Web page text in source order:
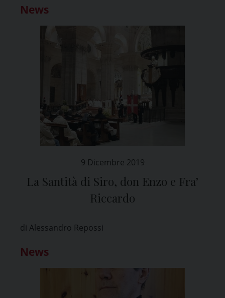
News
9 Dicembre 2019
La Santità di Siro, don Enzo e Fra’
Riccardo
di Alessandro Repossi
News